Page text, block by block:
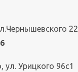
ул. Урицкого 96с1
22